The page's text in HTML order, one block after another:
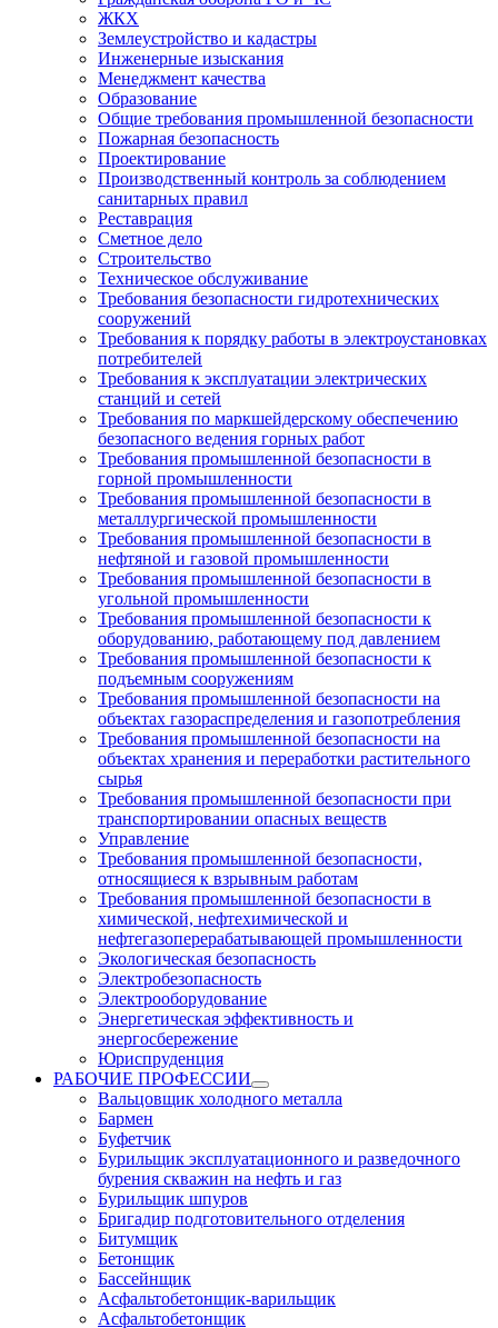
ЖКХ
Землеустройство и кадастры
Инженерные изыскания
Менеджмент качества
Образование
Общие требования промышленной безопасности
Пожарная безопасность
Проектирование
Производственный контроль за соблюдением
санитарных правил
Реставрация
Сметное дело
Строительство
Техническое обслуживание
Требования безопасности гидротехнических
сооружений
Требования к порядку работы в электроустановках
потребителей
Требования к эксплуатации электрических
станций и сетей
Требования по маркшейдерскому обеспечению
безопасного ведения горных работ
Требования промышленной безопасности в
горной промышленности
Требования промышленной безопасности в
металлургической промышленности
Требования промышленной безопасности в
нефтяной и газовой промышленности
Требования промышленной безопасности в
угольной промышленности
Требования промышленной безопасности к
оборудованию, работающему под давлением
Требования промышленной безопасности к
подъемным сооружениям
Требования промышленной безопасности на
объектах газораспределения и газопотребления
Требования промышленной безопасности на
объектах хранения и переработки растительного
сырья
Требования промышленной безопасности при
транспортировании опасных веществ
Управление
Требования промышленной безопасности,
относящиеся к взрывным работам
Требования промышленной безопасности в
химической, нефтехимической и
нефтегазоперерабатывающей промышленности
Экологическая безопасность
Электробезопасность
Электрооборудование
Энергетическая эффективность и
энергосбережение
Юриспруденция
РАБОЧИЕ ПРОФЕССИИ
Вальцовщик холодного металла
Бармен
Буфетчик
Бурильщик эксплуатационного и разведочного
бурения скважин на нефть и газ
Бурильщик шпуров
Бригадир подготовительного отделения
Битумщик
Бетонщик
Бассейнщик
Асфальтобетонщик-варильщик
Асфальтобетонщик